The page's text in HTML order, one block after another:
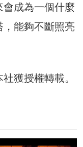
成為一個什麼
能夠不斷照亮
獲授權轉載。